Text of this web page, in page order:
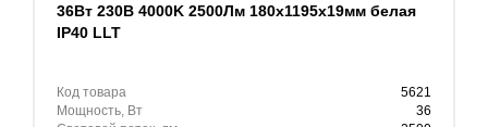
36Вт 230В 4000K 2500Лм 180х1195х19мм белая
IP40 LLT
Код товара
5621
Мощность, Вт
36